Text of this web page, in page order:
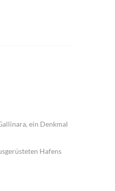
ein Denkmal
Hafens